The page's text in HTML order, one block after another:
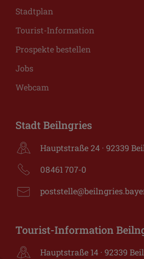
Stadtplan
Tourist-Information
Prospekte bestellen
Jobs
Webcam
Stadt Beilngries
Hauptstraße 24 · 92339
08461 707-0
Tourist-Information
Hauptstraße 14 · 92339